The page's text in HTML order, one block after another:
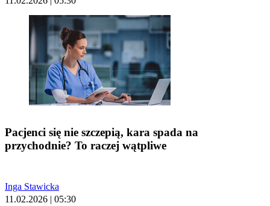
Pacjenci się nie szczepią, kara spada na
przychodnie? To raczej wątpliwe
Inga Stawicka
11.02.2026 | 05:30